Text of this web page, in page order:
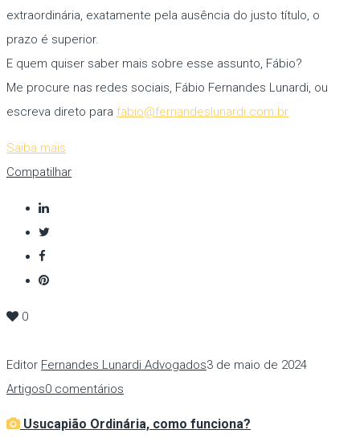
extraordinária, exatamente pela ausência do justo título, o
prazo é superior.
E quem quiser saber mais sobre esse assunto, Fábio?
Me procure nas redes sociais, Fábio Fernandes Lunardi, ou
escreva direto para fabio@fernandeslunardi.com.br
Saiba mais
Compatilhar
0
Editor Fernandes Lunardi Advogados3 de maio de 2024
Artigos0 comentários
Usucapião Ordinária, como funciona?